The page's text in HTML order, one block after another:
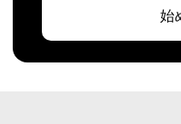
始